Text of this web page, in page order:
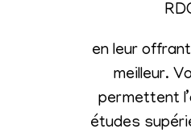
en leur
meilleur.
permettent
études